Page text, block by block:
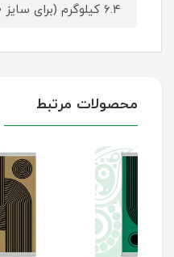
6.4 کیلوگرم (برای سایز 230 در 140)
محصولات مرتبط